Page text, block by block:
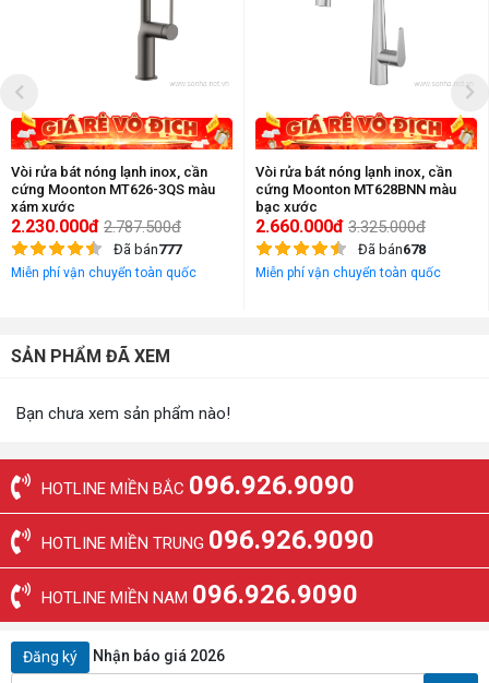
Vòi rửa bát nóng lạnh inox, cần
cứng Moonton MT626-3QS màu
xám xước
2.230.000đ 2.787.500đ
Đã bán777
Miễn phí vận chuyển toàn quốc
Vòi rửa bát nóng lạnh inox, cần
cứng Moonton MT628BNN màu
bạc xước
2.660.000đ 3.325.000đ
Đã bán678
Miễn phí vận chuyển toàn quốc
SẢN PHẨM ĐÃ XEM
Bạn chưa xem sản phẩm nào!
HOTLINE MIỀN BẮC 096.926.9090
HOTLINE MIỀN TRUNG 096.926.9090
HOTLINE MIỀN NAM 096.926.9090
Đăng ký Nhận báo giá 2026